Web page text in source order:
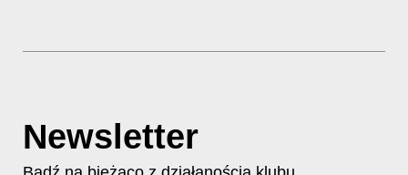
Newsletter